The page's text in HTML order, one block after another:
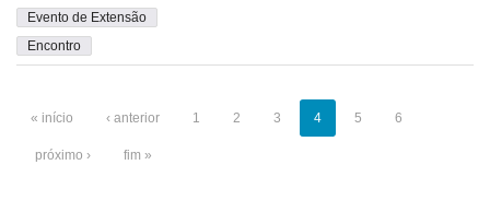
Evento de Extensão
Encontro
« início ‹ anterior 1 2 3 4 5 6
próximo › fim »